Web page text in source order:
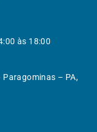
às 18:00
Paragominas – PA,